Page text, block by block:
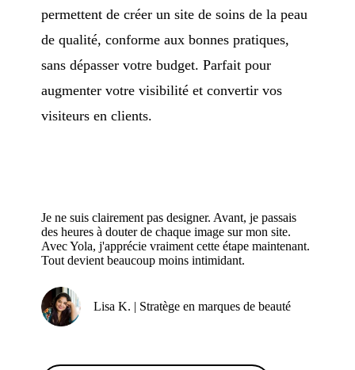
permettent de créer un site de soins de la peau
de qualité, conforme aux bonnes pratiques,
sans dépasser votre budget. Parfait pour
augmenter votre visibilité et convertir vos
visiteurs en clients.
Je ne suis clairement pas designer. Avant, je passais
des heures à douter de chaque image sur mon site.
Avec Yola, j'apprécie vraiment cette étape maintenant.
Tout devient beaucoup moins intimidant.
Lisa K. | Stratège en marques de beauté